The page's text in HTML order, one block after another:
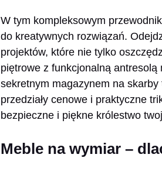
W tym kompleksowym
do kreatywnych rozwiązań.
projektów, które nie tylko
piętrowe z funkcjonalną antresolą
sekretnym magazynem na
przedziały cenowe i praktyczne
bezpieczne i piękne królestwo
Meble na wymiar –